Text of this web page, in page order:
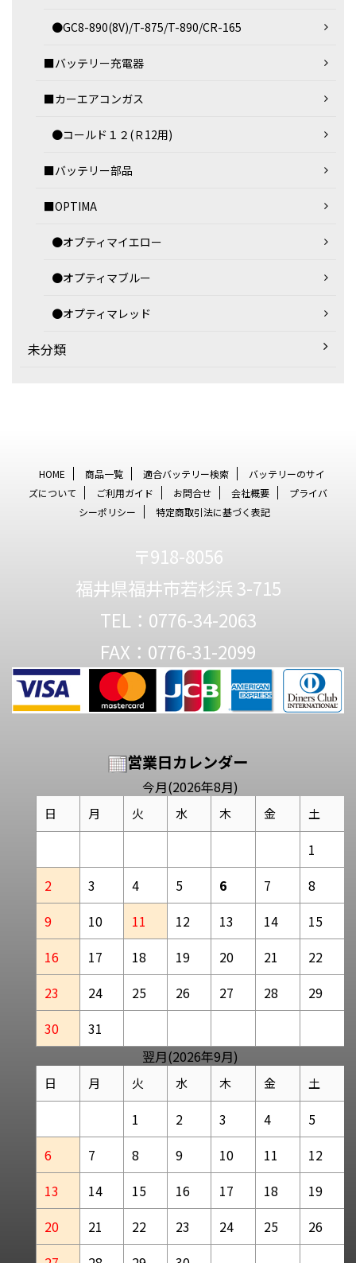
●GC8-890(8V)/T-875/T-890/CR-165
■バッテリー充電器
■カーエアコンガス
●コールド１２(Ｒ12用)
■バッテリー部品
■OPTIMA
●オプティマイエロー
●オプティマブルー
●オプティマレッド
未分類
HOME 商品一覧 適合バッテリー検索
バッテリーのサイ
ズについて
ご利用ガイド お問合せ 会社概要
プライバ
シーポリシー
特定商取引法に基づく表記
〒918-8056
福井県福井市若杉浜 3-715
TEL：0776-34-2063
FAX：0776-31-2099
営業日カレンダー
今月(2026年8月)
日 月 火 水 木 金 土
1
2
3 4 5 6 7
8
9
10 11 12 13 14
15
16
17 18 19 20 21
22
23
24 25 26 27 28
29
30
31
翌月(2026年9月)
日 月 火 水 木 金 土
1 2 3 4
5
6
7 8 9 10 11
12
13
14 15 16 17 18
19
20
21 22 23 24 25
26